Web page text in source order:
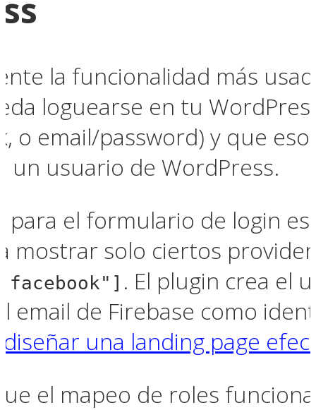
la funcionalidad más
loguearse en tu
o email/password) y que
usuario de WordPress.
para el formulario de login es
mostrar solo ciertos
. El plugin crea el
email de Firebase como
diseñar una landing page
el mapeo de roles